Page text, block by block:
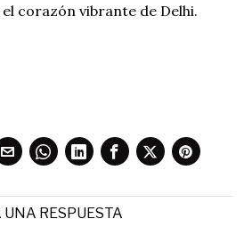
corazón vibrante de Delhi.
UNA RESPUESTA